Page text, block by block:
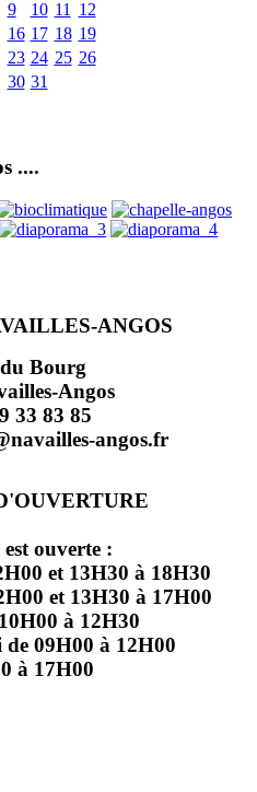
9 10 11
12
16 17 18 19
23 24 25 26
30 31
....
ANGOS
Bourg
Angos
33 83 85
angos.fr
ouverte :
et 13H30 à 18H30
et 13H30 à 17H00
à 12H30
09H00 à 12H00
à 17H00